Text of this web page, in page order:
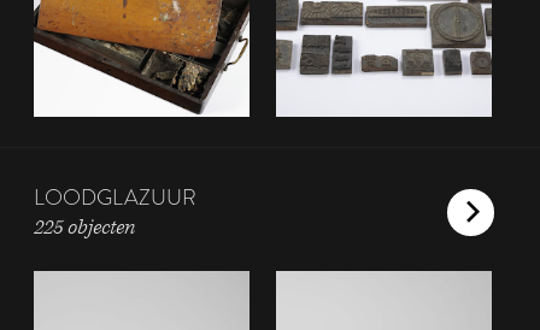
LOODGLAZUUR
225 objecten